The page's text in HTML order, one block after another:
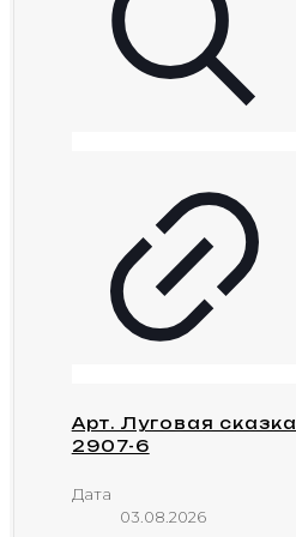
Арт. Луговая сказка
2907-6
Дата
03.08.2026